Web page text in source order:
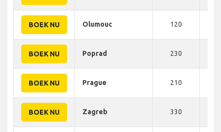
BOEK NU Olumouc 120
BOEK NU Poprad 230
BOEK NU Prague 210
BOEK NU Zagreb 330